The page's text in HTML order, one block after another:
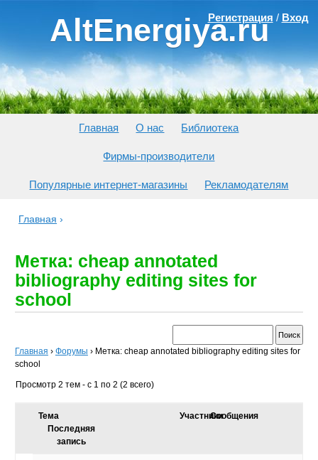
AltEnergiya.ru
Регистрация / Вход
Главная О нас Библиотека
Фирмы-производители
Популярные интернет-магазины Рекламодателям
Главная ›
Метка: cheap annotated
bibliography editing sites for
school
Главная › Форумы › Метка: cheap annotated bibliography editing sites for
school
Просмотр 2 тем - с 1 по 2 (2 всего)
Тема УчастникиСообщения
Последняя
запись